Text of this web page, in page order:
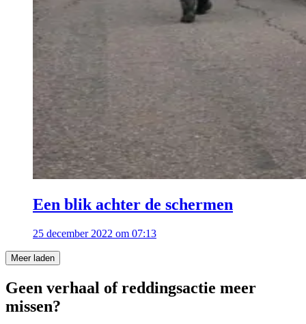
Een blik achter de schermen
25 december 2022 om 07:13
Meer laden
Geen verhaal of reddingsactie meer
missen?